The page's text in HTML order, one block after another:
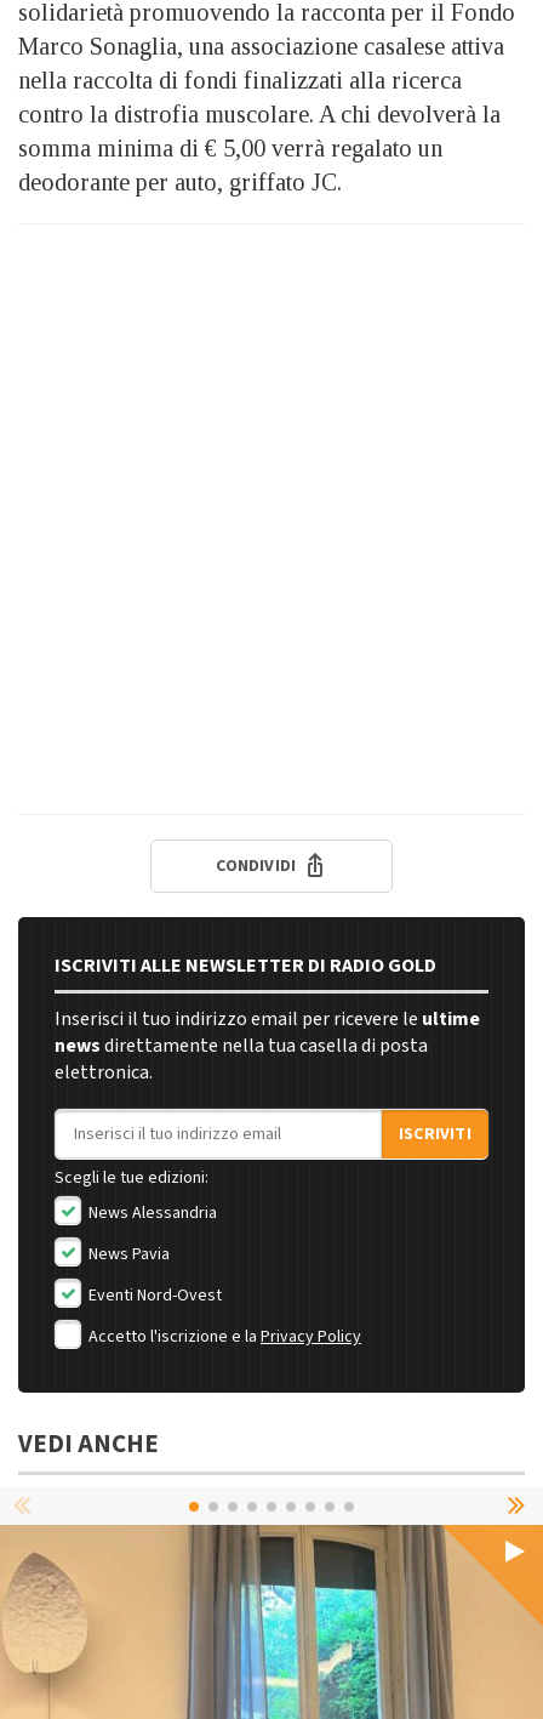
solidarietà promuovendo la racconta per il Fondo
Marco Sonaglia, una associazione casalese attiva
nella raccolta di fondi finalizzati alla ricerca
contro la distrofia muscolare. A chi devolverà la
somma minima di € 5,00 verrà regalato un
deodorante per auto, griffato JC.
CONDIVIDI
ISCRIVITI ALLE NEWSLETTER DI RADIO GOLD
Inserisci il tuo indirizzo email per ricevere le ultime
newsdirettamente nella tua casella di posta
elettronica.
Indirizzo email
ISCRIVITI
Scegli le tue edizioni:
News Alessandria
News Pavia
Eventi Nord-Ovest
Accetto l'iscrizione e la Privacy Policy
VEDI ANCHE